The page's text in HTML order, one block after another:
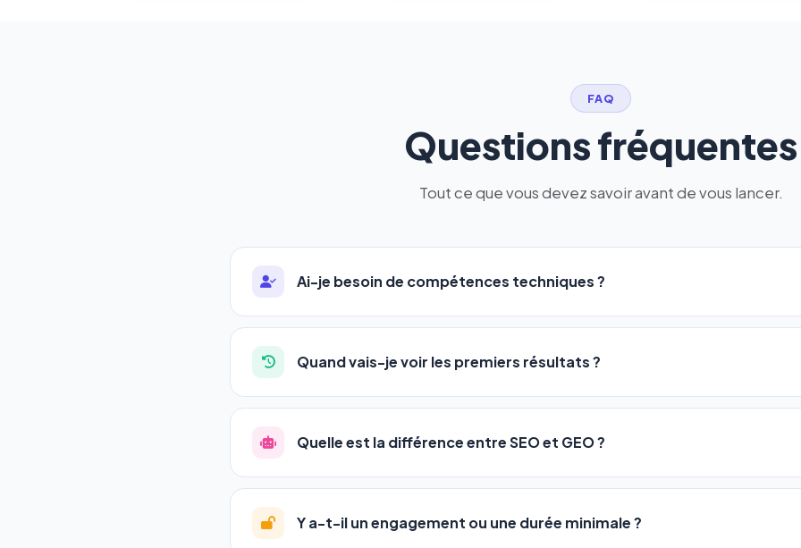
FAQ
Questions fréquentes
Tout ce que vous devez savoir avant de vous lancer.
Ai-je besoin de compétences techniques ?
Absolument pas. Notre logiciel a été conçu pour être accessible àtous les profils:
auto-entrepreneurs, PME ou agences. Pas de code, pas de configuration complexe —
l'adresse de votre site, décrivez votre activité, et le logiciel gère tout en automatique
Quand vais-je voir les premiers résultats ?
La plupart de nos utilisateurs observent une amélioration de leur positionnement en4
progression
votre tableau de bord.
Quelle est la différence entre SEO et GEO ?
LeSEO(Search Engine Optimization) vous positionne sur les moteurs classiques :
GEO(Generative Engine Optimization) va plus loin : il fait en sorte que les IA
Gemini et Perplexity
vous citent comme référence dans leurs réponses. Notre
Y a-t-il un engagement ou une durée minimale ?